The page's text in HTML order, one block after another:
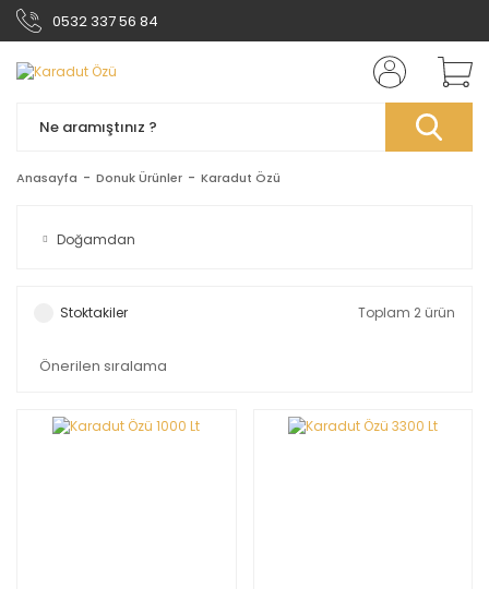
0532 337 56 84
Anasayfa Donuk Ürünler Karadut Özü
Doğamdan
Stoktakiler Toplam 2 ürün